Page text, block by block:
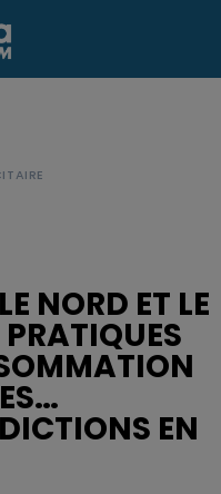
NORD ET LE
EN